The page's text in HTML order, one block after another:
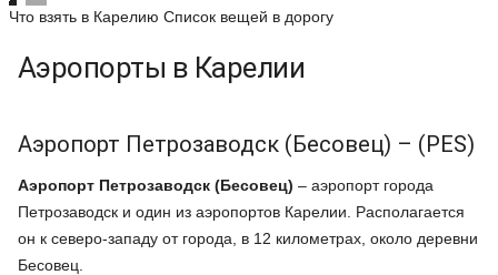
Что взять в Карелию Список вещей в дорогу
Аэропорты в Карелии
Аэропорт Петрозаводск (Бесовец) – (PES)
Аэропорт Петрозаводск (Бесовец) – аэропорт города
Петрозаводск и один из аэропортов Карелии. Располагается
он к северо-западу от города, в 12 километрах, около деревни
Бесовец.